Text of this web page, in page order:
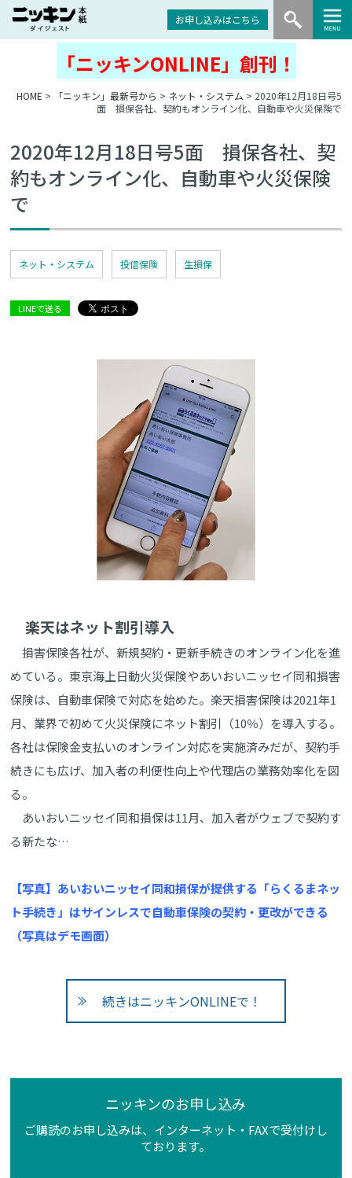
お申し込みはこちら
「ニッキンONLINE」創刊！
HOME > 「ニッキン」最新号から > ネット・システム > 2020年12月18日号5
面 損保各社、契約もオンライン化、自動車や火災保険で
2020年12月18日号5面 損保各社、契
約もオンライン化、自動車や火災保険
で
ネット・システム 投信保険 生損保
LINEで送る
楽天はネット割引導入
損害保険各社が、新規契約・更新手続きのオンライン化を進
めている。東京海上日動火災保険やあいおいニッセイ同和損害
保険は、自動車保険で対応を始めた。楽天損害保険は2021年1
月、業界で初めて火災保険にネット割引（10％）を導入する。
各社は保険金支払いのオンライン対応を実施済みだが、契約手
続きにも広げ、加入者の利便性向上や代理店の業務効率化を図
る。
あいおいニッセイ同和損保は11月、加入者がウェブで契約す
る新たな…
【写真】あいおいニッセイ同和損保が提供する「らくるまネッ
ト手続き」はサインレスで自動車保険の契約・更改ができる
（写真はデモ画面）
続きはニッキンONLINEで！
ニッキンのお申し込み
ご購読のお申し込みは、インターネット・FAXで受付けし
ております。